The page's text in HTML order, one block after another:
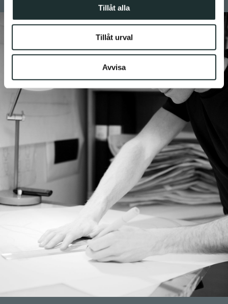
information som du har tillhandahållit eller som de har
samlat in när du har använt deras tjänster.
Tillåt alla
Tillåt urval
Avvisa